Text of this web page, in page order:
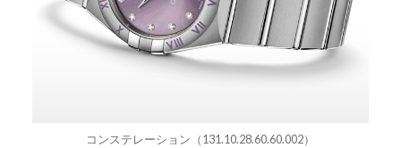
コンステレーション（131.10.28.60.60.002）